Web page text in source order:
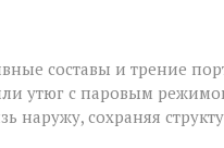
составы и трение
утюг с паровым
наружу, сохраняя